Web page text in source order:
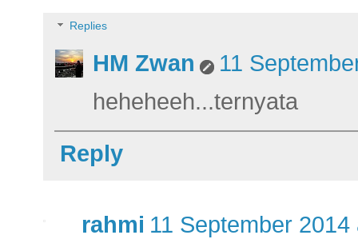
Replies
HM Zwan
11
heheheeh...ternyata
Reply
rahmi 11 September 2014